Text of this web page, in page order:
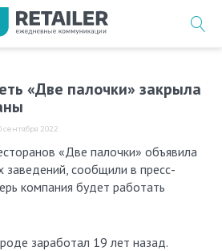
«Две палочки» закрыла
сентября 2022
заведений, сообщили в пресс-
компания будет работать
заработал 19 лет назад.